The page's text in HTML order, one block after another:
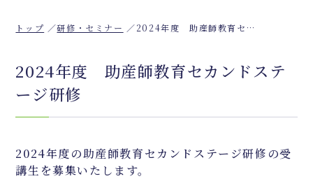
トップ 研修・セミナー 2024年度 助産師教育セカンドステージ研修
2024年度 助産師教育セカンドステ
ージ研修
2024年度の助産師教育セカンドステージ研修の受
講生を募集いたします。